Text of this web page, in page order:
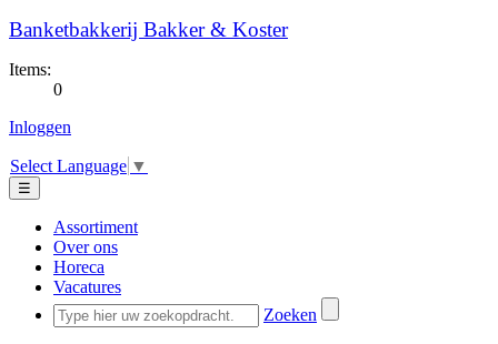
Banketbakkerij Bakker & Koster
Items:
0
Inloggen
Select Language ▼
☰
Assortiment
Over ons
Horeca
Vacatures
Zoeken